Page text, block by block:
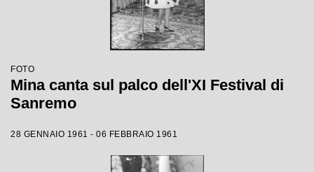
FOTO
Mina canta sul palco dell'XI Festival di
Sanremo
28 GENNAIO 1961 - 06 FEBBRAIO 1961